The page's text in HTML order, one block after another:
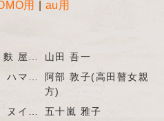
用 au用
麩 屋… 山田 吾一
ハマ…
阿部 敦子(高田瞽女親
方)
ヌイ… 五十嵐 雅子